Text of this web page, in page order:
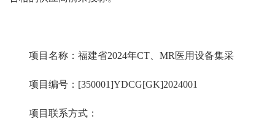
项目名称：福建省2024年CT、MR医用设备集采
项目编号：[350001]YDCG[GK]2024001
项目联系方式：